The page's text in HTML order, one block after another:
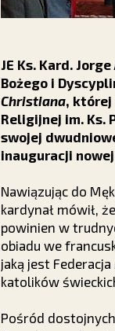
JE Ks. Kard.
Bożego i
Christiana, której
Religijnej im. Ks.
swojej
inauguracji
Nawiązując do
kardynał mówił,
powinien w
obiadu we
jaką jest Federacja
katolików
Pośród